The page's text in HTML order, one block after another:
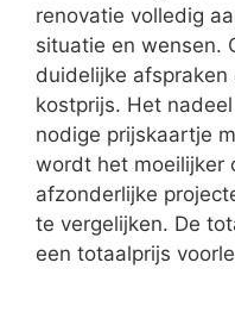
renovatie volledig
situatie en wensen.
duidelijke
kostprijs. Het
nodige prijskaartje
wordt het moeilijker
afzonderlijke
te vergelijken. De
een totaalprijs